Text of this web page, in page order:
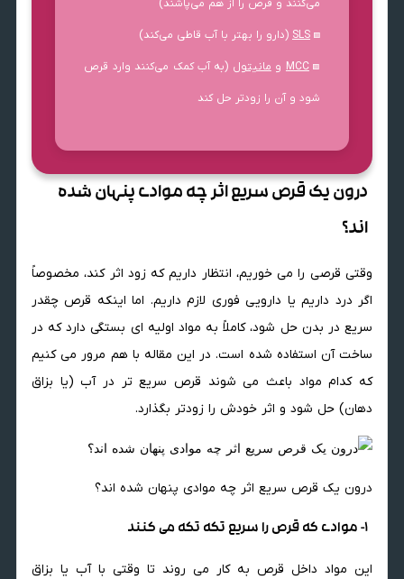
می‌کنند و قرص را از هم می‌پاشند)
🟩
SLS (دارو را بهتر با آب قاطی می‌کند)
🟩
MCC و مانیتول (به آب کمک می‌کنند وارد قرص
شود و آن را زودتر حل کند
درون یک قرص سریع اثر چه موادی پنهان شده
اند؟
وقتی قرصی را می خوریم، انتظار داریم که زود اثر کند، مخصوصاً
اگر درد داریم یا دارویی فوری لازم داریم. اما اینکه قرص چقدر
سریع در بدن حل شود، کاملاً به مواد اولیه ای بستگی دارد که در
ساخت آن استفاده شده است. در این مقاله با هم مرور می کنیم
که کدام مواد باعث می شوند قرص سریع تر در آب (یا بزاق
دهان) حل شود و اثر خودش را زودتر بگذارد.
درون یک قرص سریع اثر چه موادی پنهان شده اند؟
1- موادی که قرص را سریع تکه تکه می کنند
این مواد داخل قرص به کار می روند تا وقتی با آب یا بزاق